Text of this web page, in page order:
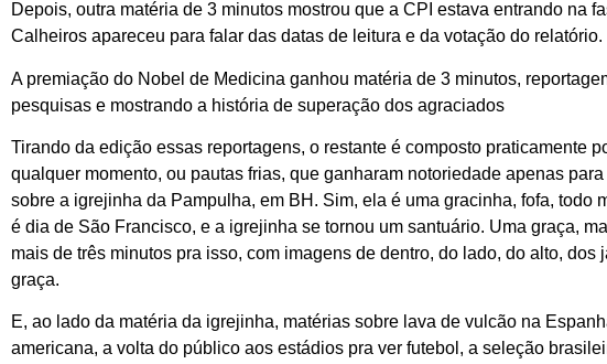
Depois, outra matéria de 3 minutos mostrou que a CPI estava entrando na
Calheiros apareceu para falar das datas de leitura e da votação do relatório.
A premiação do Nobel de Medicina ganhou matéria de 3 minutos,
pesquisas e mostrando a história de superação dos agraciados
Tirando da edição essas reportagens, o restante é composto praticamente
qualquer momento, ou pautas frias, que ganharam notoriedade apenas
sobre a igrejinha da Pampulha, em BH. Sim, ela é uma gracinha, fofa, todo
é dia de São Francisco, e a igrejinha se tornou um santuário. Uma graça,
mais de três minutos pra isso, com imagens de dentro, do lado, do alto,
graça.
E, ao lado da matéria da igrejinha, matérias sobre lava de vulcão na
americana, a volta do público aos estádios pra ver futebol, a seleção